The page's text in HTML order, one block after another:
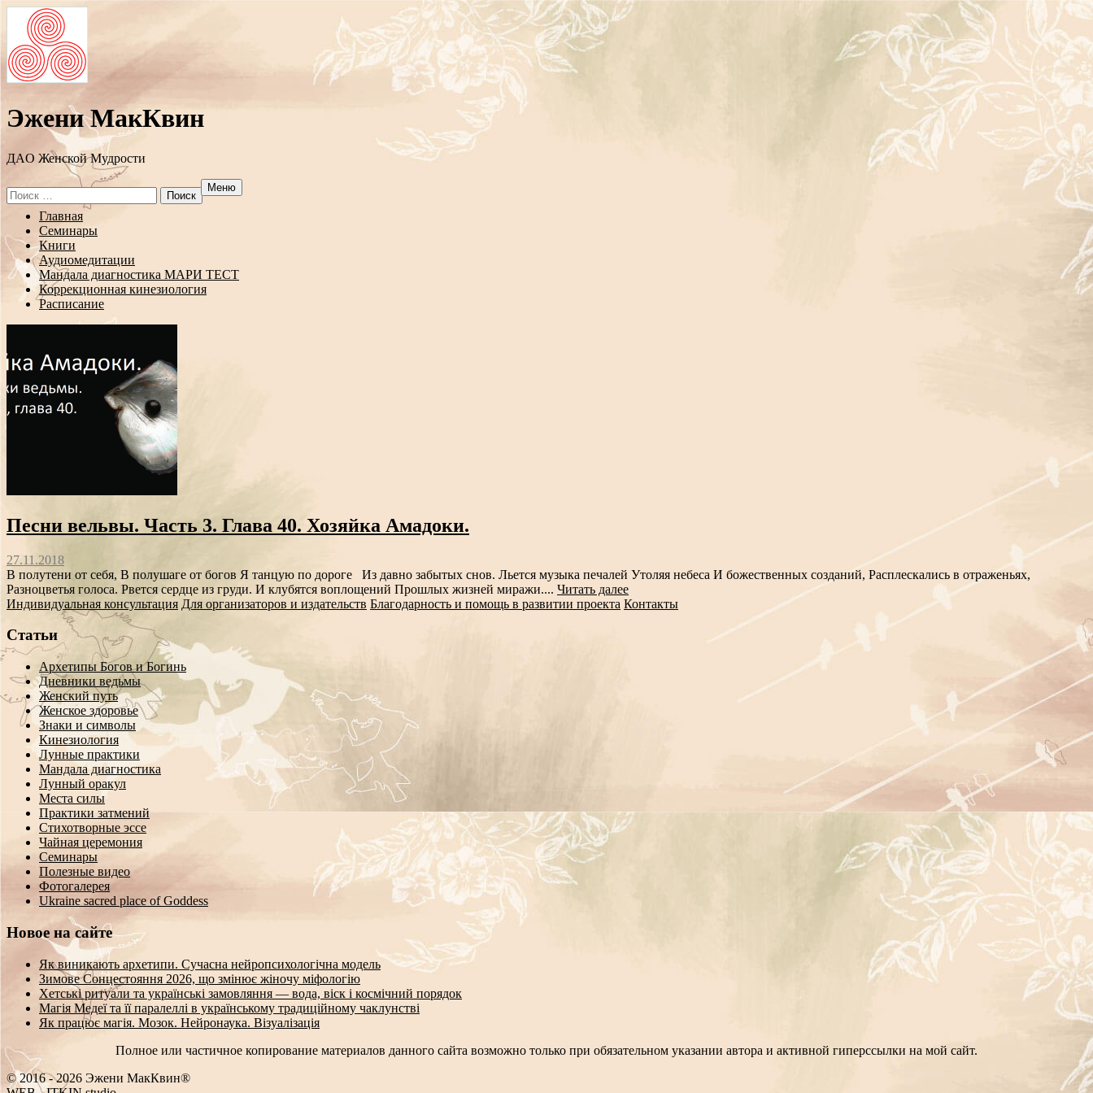
Эжени МакКвин
ДAO Женской Мудрости
Search
for:
Меню
Перейти
содержанию
Главная
Семинары
Книги
Аудиомедитации
Мандала диагностика МАРИ ТЕСТ
Коррекционная кинезиология
Расписание
Песни вельвы. Часть 3. Глава 40. Хозяйка Амадоки.
27.11.2018
В полутени от себя, В полушаге от богов Я танцую по дороге Из давно забытых снов. Льется музыка печалей Утоляя небеса И божественных созданий, Расплескались в отраженьях,
Разноцветья голоса. Рвется сердце из груди. И клубятся воплощений Прошлых жизней миражи.... Читать далее
Индивидуальная консультация Для организаторов и издательств Благодарность и помощь в развитии проекта Контакты
Статьи
Архетипы Богов и Богинь
Дневники ведьмы
Женский путь
Женское здоровье
Знаки и символы
Кинезиология
Лунные практики
Мандала диагностика
Лунный оракул
Места силы
Практики затмений
Стихотворные эссе
Чайная церемония
Семинары
Полезные видео
Фотогалерея
Ukraine sacred place of Goddess
Новое на сайте
Як виникають архетипи. Сучасна нейропсихологічна модель
Зимове Сонцестояння 2026, що змінює жіночу міфологію
Хетські ритуали та українські замовляння — вода, віск і космічний порядок
Магія Медеї та її паралеллі в українському традиційному чаклунстві
Як працює магія. Мозок. Нейронаука. Візуалізація
Полное или частичное копирование материалов данного сайта возможно только при обязательном указании автора и активной гиперссылки на мой сайт.
© 2016 - 2026 Эжени МакКвин®